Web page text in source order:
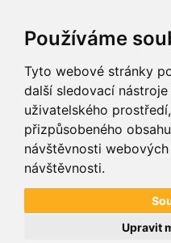
Používáme
Tyto webové stránky
další sledovací
uživatelského
přizpůsobeného
návštěvnosti
návštěvnosti.
Upravit